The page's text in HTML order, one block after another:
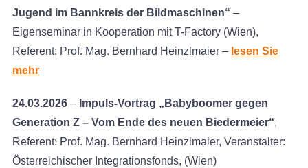
Jugend im Bannkreis der Bildmaschinen“ –
Eigenseminar in Kooperation mit T-Factory (Wien),
Referent: Prof. Mag. Bernhard Heinzlmaier – lesen Sie
mehr
24.03.2026 – Impuls-Vortrag „Babyboomer gegen
Generation Z – Vom Ende des neuen Biedermeier“,
Referent: Prof. Mag. Bernhard Heinzlmaier, Veranstalter:
Österreichischer Integrationsfonds, (Wien)